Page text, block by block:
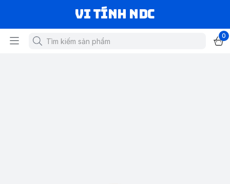
VI TÍNH NDC
0